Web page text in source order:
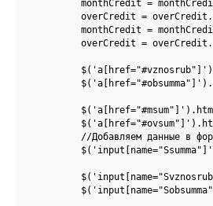
monthCredit =
overCredit =
monthCredit =
overCredit =
//Добавляем данные в